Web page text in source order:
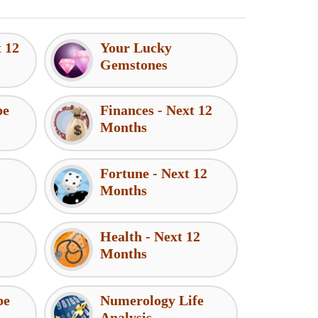
12
Your Lucky
Gemstones
Finances - Next 12
Months
Fortune - Next 12
Months
Health - Next 12
Months
Numerology Life